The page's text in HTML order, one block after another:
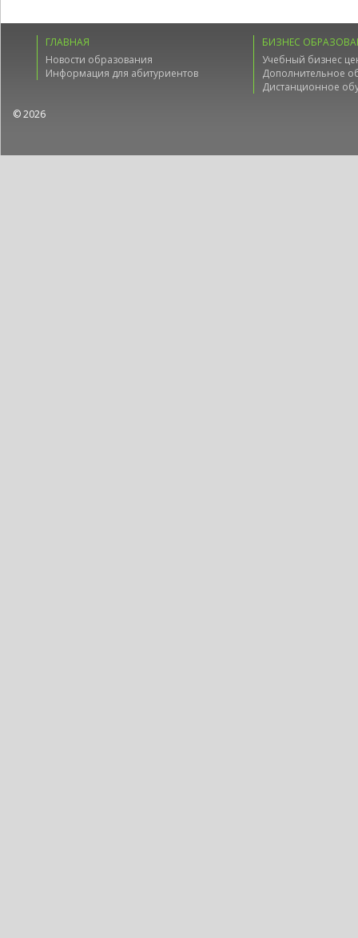
ГЛАВНАЯ
Новости образования
Информация для абитуриентов
БИЗНЕС
Учебный бизнес
Дополнительное
Дистанционное
© 2026